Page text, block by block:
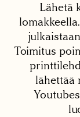
Lähetä
Toimitus
lähettää